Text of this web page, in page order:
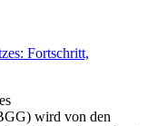
Fortschritt,
wird von den